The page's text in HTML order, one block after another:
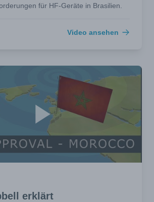
für HF-Geräte in Brasilien.
Video ansehen
erklärt